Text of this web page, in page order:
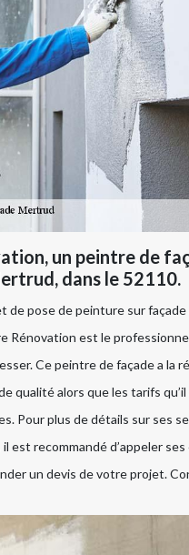
un peintre de
dans le 52110.
de pose de peinture sur
Rénovation est le
Ce peintre de façade a la
qualité alors que les tarifs
Pour plus de détails sur ses
est recommandé d’appeler ses
un devis de votre projet.